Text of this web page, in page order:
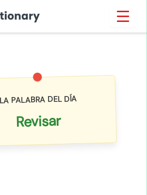
LA PALABRA DEL DÍA
Revisar